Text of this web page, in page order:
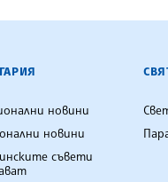
новини
новини
съвети